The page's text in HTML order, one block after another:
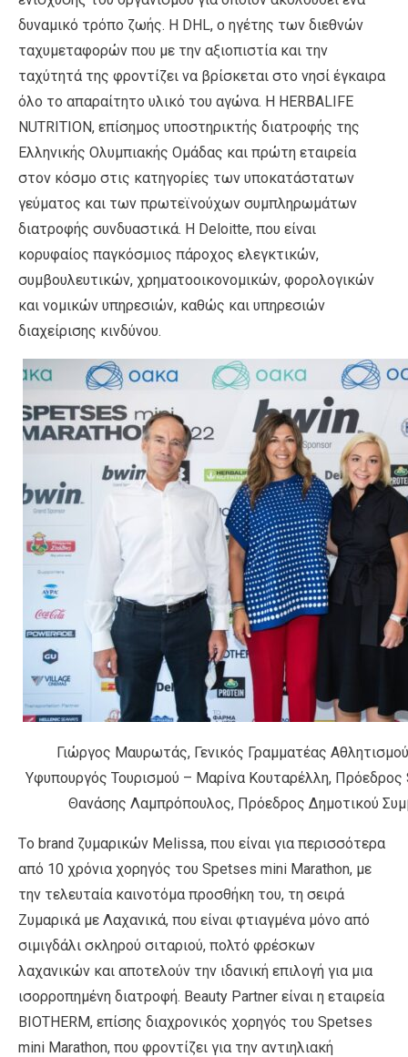
δυναμικό τρόπο ζωής. Η DHL, ο ηγέτης των διεθνών
ταχυμεταφορών που με την αξιοπιστία και την
ταχύτητά της φροντίζει να βρίσκεται στο νησί έγκαιρα
όλο το απαραίτητο υλικό του αγώνα. Η HERBALIFE
NUTRITION, επίσημος υποστηρικτής διατροφής της
Ελληνικής Ολυμπιακής Ομάδας και πρώτη εταιρεία
στον κόσμο στις κατηγορίες των υποκατάστατων
γεύματος και των πρωτεϊνούχων συμπληρωμάτων
διατροφής συνδυαστικά. Η Deloitte, που είναι
κορυφαίος παγκόσμιος πάροχος ελεγκτικών,
συμβουλευτικών, χρηματοοικονομικών, φορολογικών
και νομικών υπηρεσιών, καθώς και υπηρεσιών
διαχείρισης κινδύνου.
Γιώργος Μαυρωτάς, Γενικός Γραμματέας
Υφυπουργός Τουρισμού – Μαρίνα Κουταρέλλη,
Θανάσης Λαμπρόπουλος, Πρόεδρος Δημοτικού
Tο brand ζυμαρικών Melissa, που είναι για περισσότερα
από 10 χρόνια χορηγός του Spetses mini Marathon, με
την τελευταία καινοτόμα προσθήκη του, τη σειρά
Ζυμαρικά με Λαχανικά, που είναι φτιαγμένα μόνο από
σιμιγδάλι σκληρού σιταριού, πολτό φρέσκων
λαχανικών και αποτελούν την ιδανική επιλογή για μια
ισορροπημένη διατροφή. Beauty Partner είναι η εταιρεία
BIOTHERM, επίσης διαχρονικός χορηγός του Spetses
mini Marathon, που φροντίζει για την αντιηλιακή